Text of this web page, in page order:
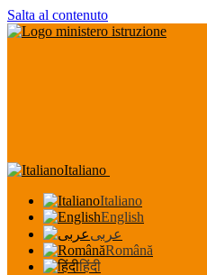
Salta al contenuto
Italiano
Italiano
English
عربى
Română
हिंदी